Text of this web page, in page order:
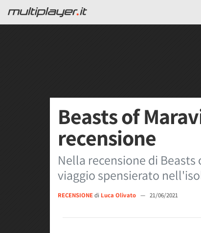
Beasts of
recensione
Nella recensione di
viaggio spensierato
RECENSIONEdi Luca Olivato — 21/06/2021